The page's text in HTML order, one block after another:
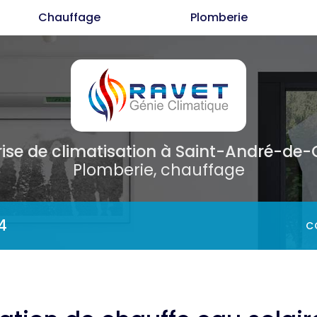
Chauffage Plomberie
de climatisation à Saint-André-de-
Plomberie, chauffage